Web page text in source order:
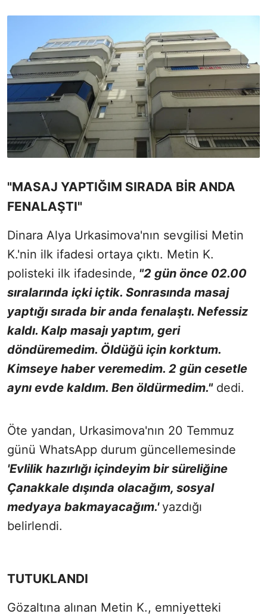
"MASAJ YAPTIĞIM SIRADA BİR ANDA
FENALAŞTI"
Dinara Alya Urkasimova'nın sevgilisi Metin
K.'nin ilk ifadesi ortaya çıktı. Metin K.
polisteki ilk ifadesinde, "2 gün önce 02.00
sıralarında içki içtik. Sonrasında masaj
yaptığı sırada bir anda fenalaştı. Nefessiz
kaldı. Kalp masajı yaptım, geri
döndüremedim. Öldüğü için korktum.
Kimseye haber veremedim. 2 gün cesetle
aynı evde kaldım. Ben öldürmedim."dedi.
Öte yandan, Urkasimova'nın 20 Temmuz
günü WhatsApp durum güncellemesinde
'Evlilik hazırlığı içindeyim bir süreliğine
Çanakkale dışında olacağım, sosyal
medyaya bakmayacağım.'yazdığı
belirlendi.
TUTUKLANDI
Gözaltına alınan Metin K., emniyetteki